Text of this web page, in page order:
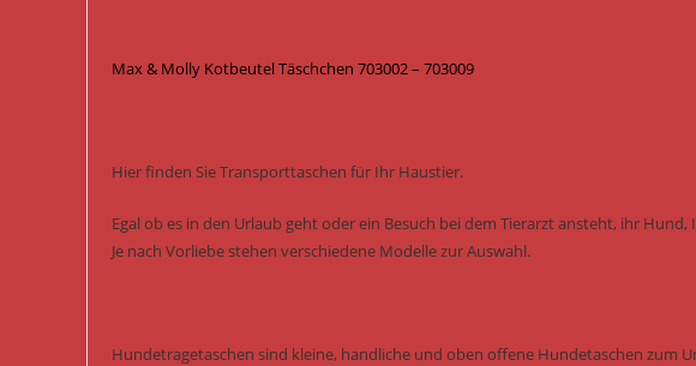
Max & Molly Kotbeutel Täschchen 703002 – 703009
Hier finden Sie Transporttaschen für Ihr Haustier.
Egal ob es in den Urlaub geht oder ein Besuch bei dem Tierarzt ansteht, ihr
Je nach Vorliebe stehen verschiedene Modelle zur Auswahl.
Hundetragetaschen sind kleine, handliche und oben offene Hundetaschen zum